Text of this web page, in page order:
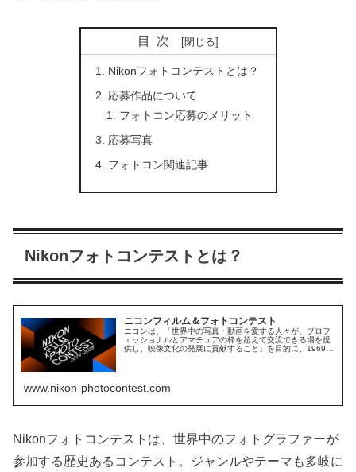
目次
Nikonフォトコンテストとは？
応募作品について
フォトコン応募のメリット
応募写真
フォトコン関連記事
Nikonフォトコンテストとは？
ニコンフィルム＆フォトコンテスト
ニコンは、「世界中の写真・動画を愛する人々が、プロフ
ェッショナルとアマチュアの枠を超えて交流できる場を提
供し、映像文化の発展に貢献すること」を目的に、1969年
動...
www.nikon-photocontest.com
Nikonフォトコンテストは、世界中のフォトグラファーが
参加する歴史あるコンテスト。ジャンルやテーマも多岐に